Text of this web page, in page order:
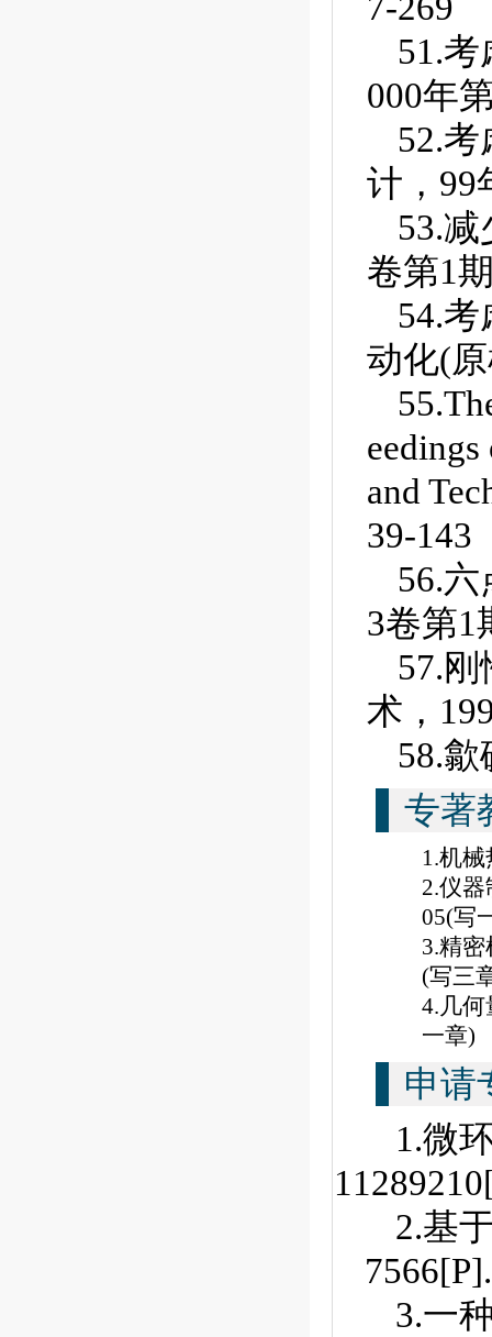
51.
000年
52.
计，99
53.
卷第1
54.
动化(
and
39-143
56.
3卷第1
57.
术，
58.
专著
1.机械
2.仪器
05(写
3.精密
(写三
4. 几
一章)
申请
1.微环
2.基于
3.一